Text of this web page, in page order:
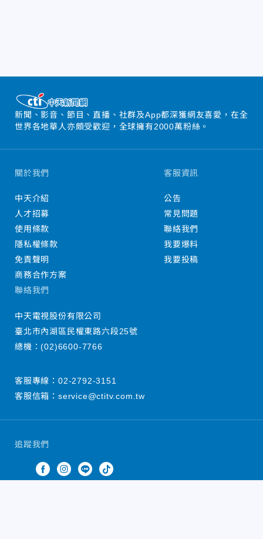
新聞、影音、節目、直播、社群及App都深獲網友喜愛，在全
世界各地華人亦頗受歡迎，全球擁有2000萬粉絲。
追蹤我們
關於我們
中天介紹
人才招募
使用條款
隱私權條款
免責聲明
商務合作方案
客服資訊
公告
常見問題
聯絡我們
我要爆料
我要投稿
聯絡我們
中天電視股份有限公司
臺北市內湖區民權東路六段25號
總機：(02)6600-7766
客服專線： 02-2792-3151
客服信箱： service@ctitv.com.tw